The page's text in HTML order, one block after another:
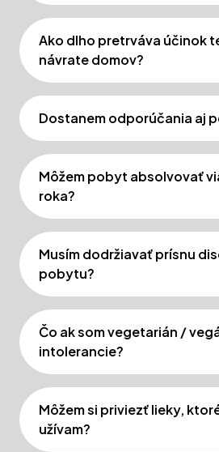
Ako dlho pretrváva účinok
návrate domov?
Dostanem odporúčania aj
Môžem pobyt absolvovať
roka?
Musím dodržiavať prísnu
pobytu?
Čo ak som vegetarián /
intolerancie?
Môžem si priviezť lieky,
užívam?